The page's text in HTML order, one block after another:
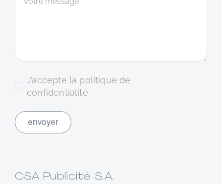
J’accepte la politique de
confidentialité
envoyer
CSA Publicité S.A.